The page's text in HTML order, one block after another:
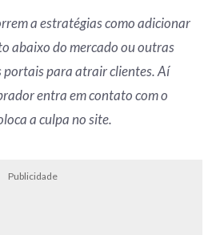
a estratégias como adicionar
abaixo do mercado ou outras
portais para atrair clientes. Aí
entra em contato com o
a culpa no site.
Publicidade